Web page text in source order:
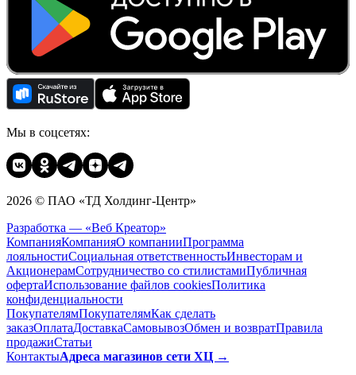
Мы в соцсетях:
2026 © ПАО «ТД Холдинг-Центр»
Разработка — «Веб Креатор»
КомпанияКомпанияО компанииПрограмма
лояльностиСоциальная ответственностьИнвесторам и
АкционерамСотрудничество со стилистамиПубличная
офертаИспользование файлов cookiesПолитика
конфиденциальности
ПокупателямПокупателямКак сделать
заказОплатаДоставкаCамовывозОбмен и возвратПравила
продажиСтатьи
КонтактыАдреса магазинов сети ХЦ →